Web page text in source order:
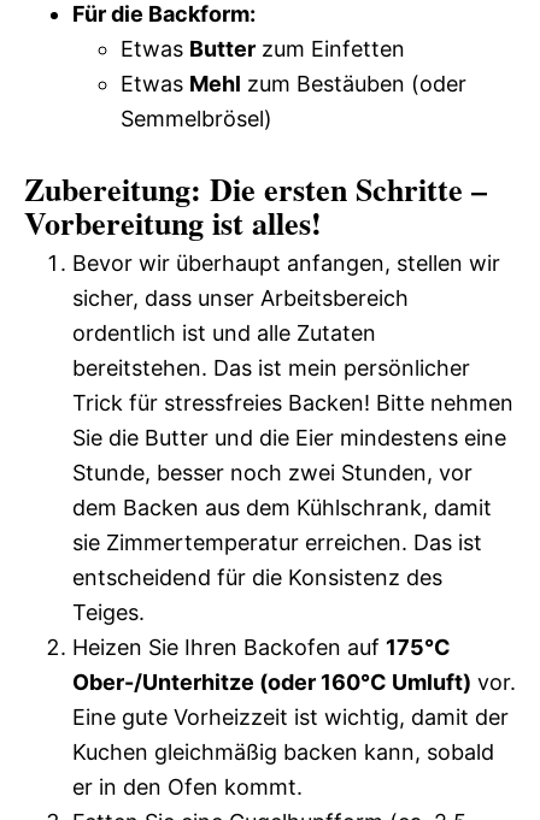
Für die Backform:
Etwas Butter zum Einfetten
Etwas Mehl zum Bestäuben (oder
Semmelbrösel)
Zubereitung: Die ersten Schritte –
Vorbereitung ist alles!
Bevor wir überhaupt anfangen, stellen wir
sicher, dass unser Arbeitsbereich
ordentlich ist und alle Zutaten
bereitstehen. Das ist mein persönlicher
Trick für stressfreies Backen! Bitte nehmen
Sie die Butter und die Eier mindestens eine
Stunde, besser noch zwei Stunden, vor
dem Backen aus dem Kühlschrank, damit
sie Zimmertemperatur erreichen. Das ist
entscheidend für die Konsistenz des
Teiges.
Heizen Sie Ihren Backofen auf 175°C
Ober-/Unterhitze (oder 160°C Umluft) vor.
Eine gute Vorheizzeit ist wichtig, damit der
Kuchen gleichmäßig backen kann, sobald
er in den Ofen kommt.